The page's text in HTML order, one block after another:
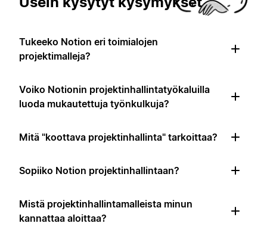
Tukeeko Notion eri toimialojen
projektimalleja?
Voiko Notionin projektinhallintatyökaluilla
luoda mukautettuja työnkulkuja?
Mitä "koottava projektinhallinta" tarkoittaa?
Sopiiko Notion projektinhallintaan?
Mistä projektinhallintamalleista minun
kannattaa aloittaa?